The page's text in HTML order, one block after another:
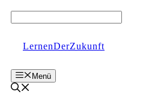
Zum
LernenDerZukunft
Menü